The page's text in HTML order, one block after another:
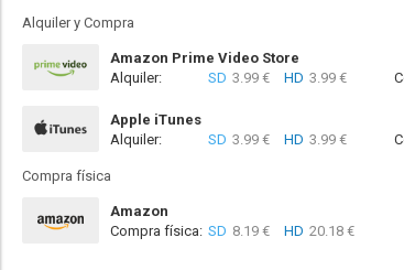
Alquiler y Compra
Amazon Prime Video Store
Alquiler:
SD 3.99 € HD 3.99 €
Apple iTunes
Alquiler:
SD 3.99 € HD 3.99 €
Compra física
Amazon
Compra física: SD 8.19 € HD 20.18 €